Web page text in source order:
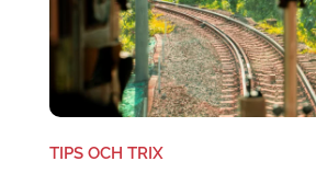
TIPS OCH TRIX